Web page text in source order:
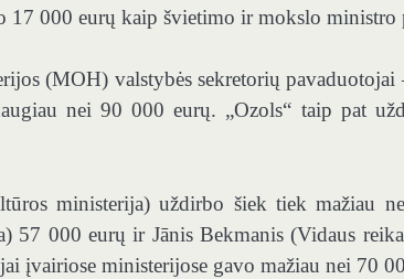
17 000 eurų kaip švietimo ir mokslo ministro
(MOH) valstybės sekretorių
nei 90 000 eurų. „Ozols“ taip pat
ministerija) uždirbo šiek tiek mažiau
57 000 eurų ir Jānis Bekmanis (Vidaus
įvairiose ministerijose gavo mažiau nei 70